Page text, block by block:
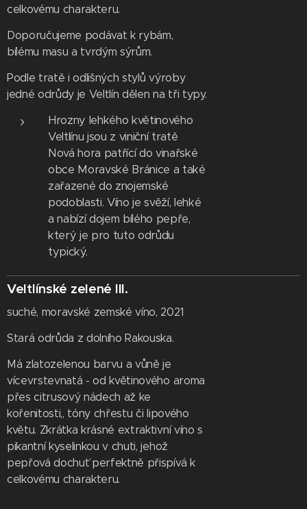
celkovému charakteru.
Doporučujeme podávat k rybám,
bílému masu a tvrdým sýrům.
Podle tratě i odlišných stylů výroby
jedné odrůdy je Veltlín dělen na tři typy.
Hrozny lehkého květinového
Veltlínu jsou z viniční tratě
Nová hora patřící do vinařské
obce Moravské Bránice a také
zařazené do znojemské
podoblasti. Víno je svěží, lehké
a nabízí dojem bílého pepře,
který je pro tuto odrůdu
typický.
Veltlínské zelené III.
suché, moravské zemské víno, 2021
Stará odrůda z dolního Rakouska.
Má zlatozelenou barvu a vůně je
vícevrstevnatá - od květinového aroma
přes citrusový nádech až ke
kořenitosti,, tóny chřestu či lipového
květu. Zkrátka krásné extraktivní víno s
pikantní kyselinkou v chuti, jehož
pepřová dochuť perfektně přispívá k
celkovému charakteru.